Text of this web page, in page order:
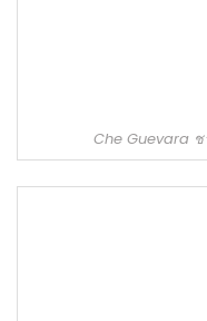
Che Guevara ช